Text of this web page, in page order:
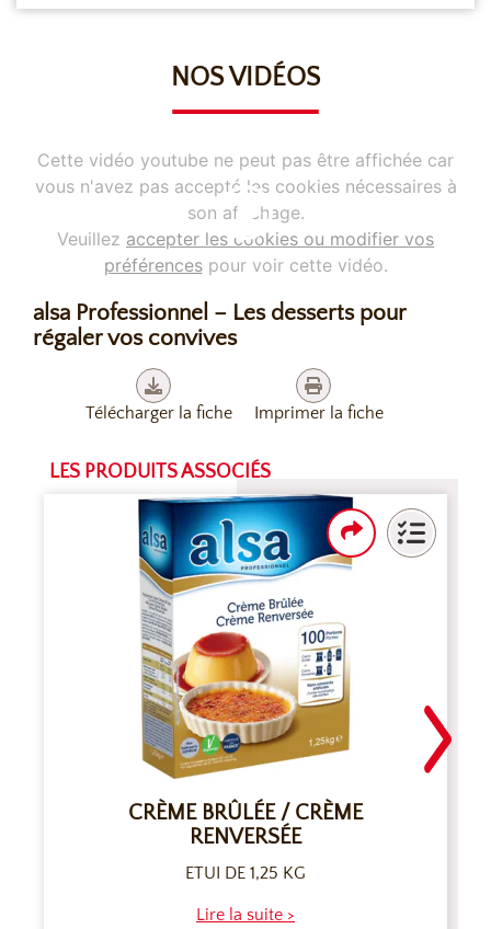
Servir deux samossas par personne, avec un filet de
NOS VIDÉOS
Cette vidéo youtube ne peut pas être affichée car
vous n'avez pas accepté les cookies nécessaires à
son affichage.
Veuillez accepter les cookies ou modifier vos
préférencespour voir cette vidéo.
alsa Professionnel – Les desserts pour
régaler vos convives
Télécharger la fiche Imprimer la fiche
LES PRODUITS ASSOCIÉS
CRÈME BRÛLÉE / CRÈME
RENVERSÉE
ETUI DE 1,25 KG
Lire la suite >